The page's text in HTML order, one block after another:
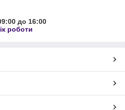
до 16:00
роботи